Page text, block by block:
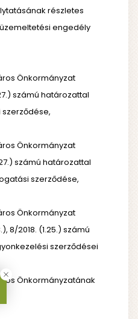
részletes
engedély
Önkormányzat
számú határozattal
Önkormányzat
számú határozattal
szerződése,
Önkormányzat
8/2018. (1.25.) számú
szerződései
Önkormányzatának